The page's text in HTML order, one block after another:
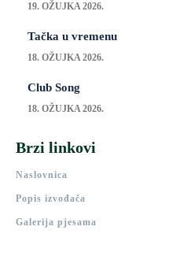
19. OŽUJKA 2026.
Tačka u vremenu
18. OŽUJKA 2026.
Club Song
18. OŽUJKA 2026.
Brzi linkovi
Naslovnica
Popis izvođača
Galerija pjesama